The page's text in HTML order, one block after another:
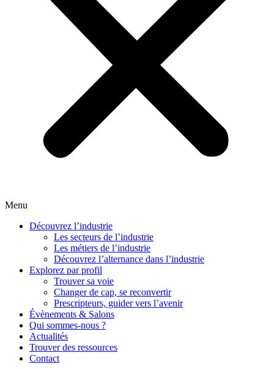
Menu
Découvrez l’industrie
Les secteurs de l’industrie
Les métiers de l’industrie
Découvrez l’alternance dans l’industrie
Explorez par profil
Trouver sa voie
Changer de cap, se reconvertir
Prescripteurs, guider vers l’avenir
Évènements & Salons
Qui sommes-nous ?
Actualités
Trouver des ressources
Contact